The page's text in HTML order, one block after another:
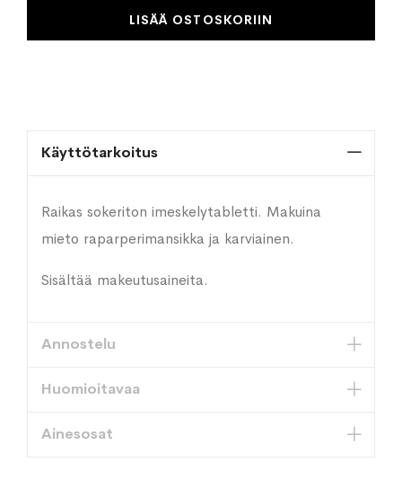
LISÄÄ OSTOSKORIIN
Käyttötarkoitus
Raikas sokeriton imeskelytabletti. Makuina
mieto raparperimansikka ja karviainen.
Sisältää makeutusaineita.
Annostelu
Huomioitavaa
Ainesosat